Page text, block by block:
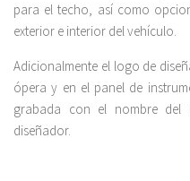
para el techo, así como
exterior e interior del vehículo.
Adicionalmente el logo de
ópera y en el panel de
grabada con el nombre
diseñador.